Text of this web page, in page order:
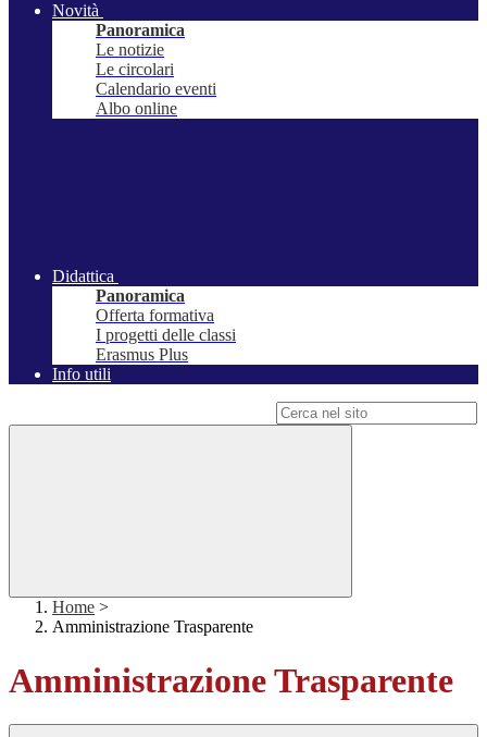
Novità
Panoramica
Le notizie
Le circolari
Calendario eventi
Albo online
Didattica
Panoramica
Offerta formativa
I progetti delle classi
Erasmus Plus
Info utili
Home >
Amministrazione Trasparente
Amministrazione Trasparente